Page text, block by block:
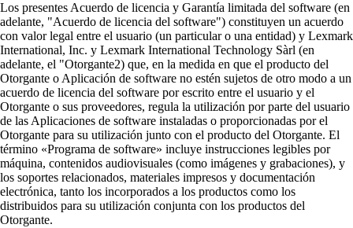
Los presentes Acuerdo de licencia y Garantía limitada del software (en
adelante, "Acuerdo de licencia del software") constituyen un acuerdo
con valor legal entre el usuario (un particular o una entidad) y Lexmark
International, Inc. y Lexmark International Technology Sàrl (en
adelante, el "Otorgante2) que, en la medida en que el producto del
Otorgante o Aplicación de software no estén sujetos de otro modo a un
acuerdo de licencia del software por escrito entre el usuario y el
Otorgante o sus proveedores, regula la utilización por parte del usuario
de las Aplicaciones de software instaladas o proporcionadas por el
Otorgante para su utilización junto con el producto del Otorgante. El
término «Programa de software» incluye instrucciones legibles por
máquina, contenidos audiovisuales (como imágenes y grabaciones), y
los soportes relacionados, materiales impresos y documentación
electrónica, tanto los incorporados a los productos como los
distribuidos para su utilización conjunta con los productos del
Otorgante.